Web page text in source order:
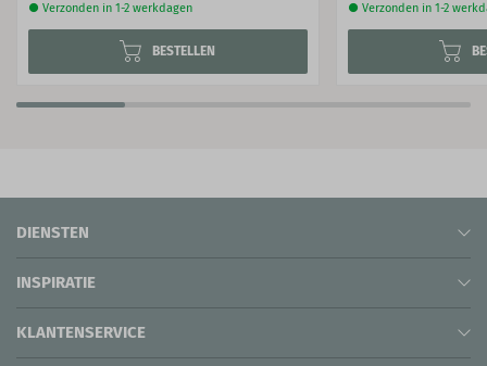
● Verzonden in 1-2 werkdagen
BESTELLEN
● Verzonden in 1-2
DIENSTEN
INSPIRATIE
KLANTENSERVICE